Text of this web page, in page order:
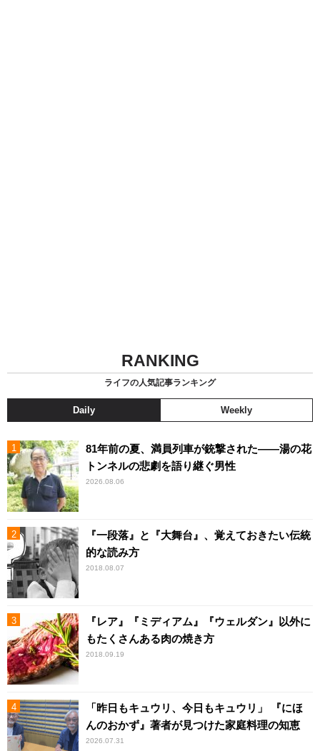
RANKING
ライフの人気記事ランキング
Daily Weekly
81年前の夏、満員列車が銃撃された――湯の花
トンネルの悲劇を語り継ぐ男性
2026.08.06
『一段落』と『大舞台』、覚えておきたい伝統
的な読み方
2018.08.07
『レア』『ミディアム』『ウェルダン』以外に
もたくさんある肉の焼き方
2018.09.19
「昨日もキュウリ、今日もキュウリ」 『にほ
んのおかず』著者が見つけた家庭料理の知恵
2026.07.31